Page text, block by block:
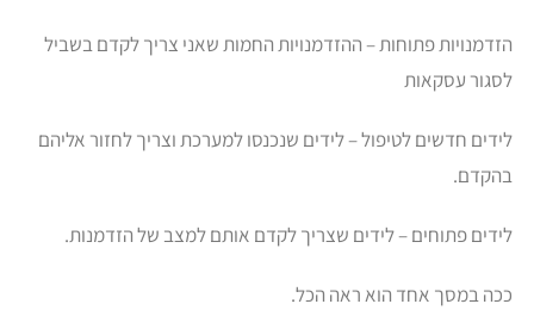
הזדמנויות פתוחות – ההזדמנויות החמות שאני צריך לקדם בשביל
לסגור עסקאות
לידים חדשים לטיפול – לידים שנכנסו למערכת וצריך לחזור אליהם
בהקדם.
לידים פתוחים – לידים שצריך לקדם אותם למצב של הזדמנות.
ככה במסך אחד הוא ראה הכל.